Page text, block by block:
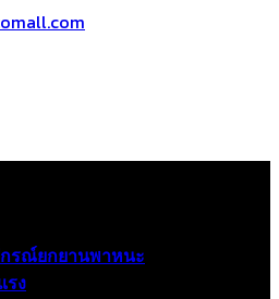
รณ์ยกยานพาหนะ
รง